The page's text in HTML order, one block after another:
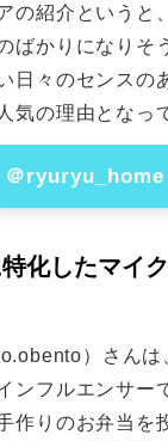
の紹介というと
ばかりになりそ
日々のセンスの
気の理由となっ
＠ryuryu_home
化したマイ
）さん
ンフルエンサー
作りのお弁当を